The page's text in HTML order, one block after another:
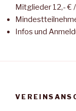
Mitglieder 12,- €
Infos und